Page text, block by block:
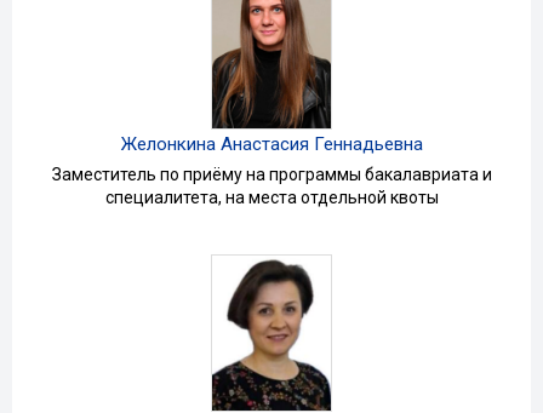
Желонкина Анастасия Геннадьевна
Заместитель по приёму на программы бакалавриата и
специалитета, на места отдельной квоты